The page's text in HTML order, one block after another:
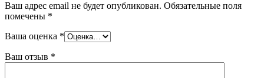
Ваш адрес email не будет опубликован. Обязательные поля
помечены *
Ваша оценка *
Ваш отзыв *